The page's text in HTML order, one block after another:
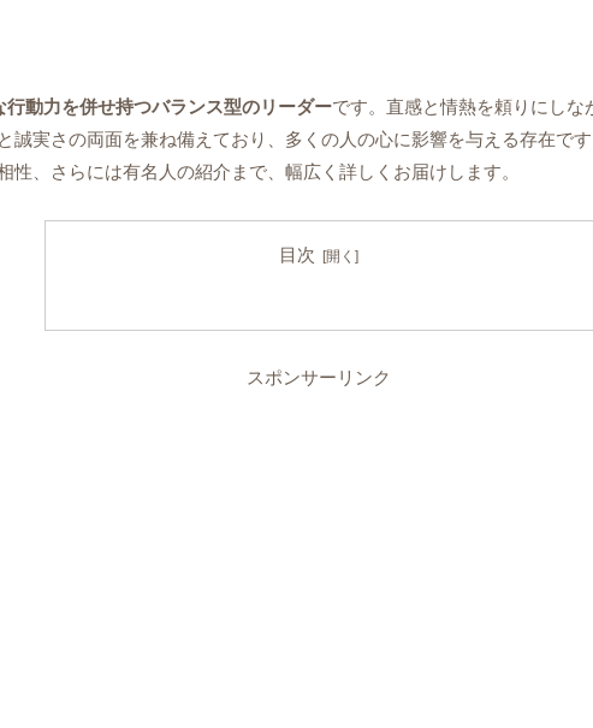
動力を併せ持つバランス型のリーダーです。直感と情熱を頼りにし
誠実さの両面を兼ね備えており、多くの人の心に影響を与える存在で
、さらには有名人の紹介まで、幅広く詳しくお届けします。
目次
スポンサーリンク